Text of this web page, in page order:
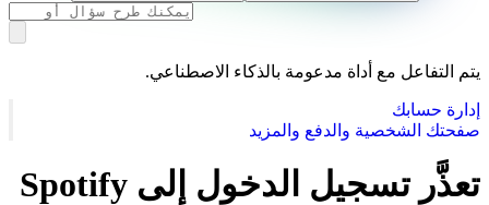
يتم التفاعل مع أداة مدعومة بالذكاء الاصطناعي.
إدارة حسابك
صفحتك الشخصية والدفع والمزيد
تعذَّر تسجيل الدخول إلى Spotify